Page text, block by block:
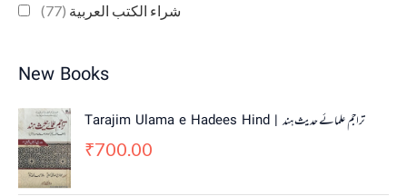
شراء الكتب العربية (77)
New Books
Tarajim Ulama e Hadees Hind | تراجم علمائے حديث ہند
₹700.00